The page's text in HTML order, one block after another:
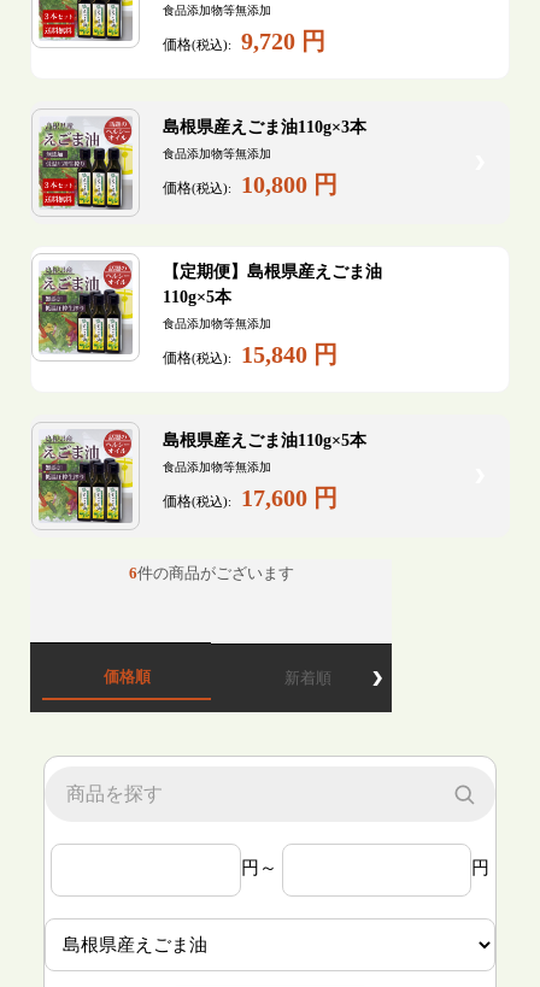
食品添加物等無添加
価格(税込): 9,720 円
島根県産えごま油110g×3本
食品添加物等無添加
価格(税込): 10,800 円
【定期便】島根県産えごま油
110g×5本
食品添加物等無添加
価格(税込): 15,840 円
島根県産えごま油110g×5本
食品添加物等無添加
価格(税込): 17,600 円
6件の商品がございます
価格順 新着順
円～ 円